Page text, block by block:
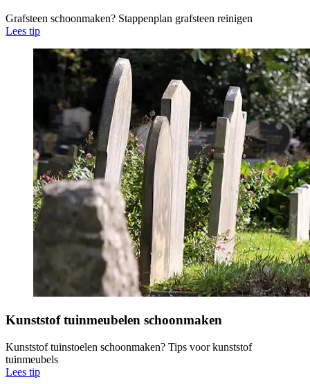
Grafsteen schoonmaken? Stappenplan grafsteen reinigen
Lees tip
Kunststof tuinmeubelen schoonmaken
Kunststof tuinstoelen schoonmaken? Tips voor kunststof
tuinmeubels
Lees tip